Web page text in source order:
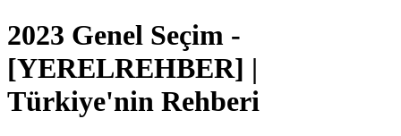
2023 Genel Seçim -
[YERELREHBER] |
Türkiye'nin Rehberi